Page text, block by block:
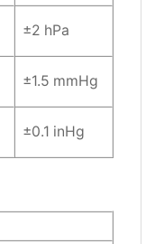
±2 hPa
±1.5 mmHg
±0.1 inHg